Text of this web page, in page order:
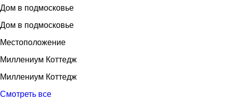
Дом в подмосковье
Дом в подмосковье
Местоположение
Миллениум Коттедж
Миллениум Коттедж
Смотреть все